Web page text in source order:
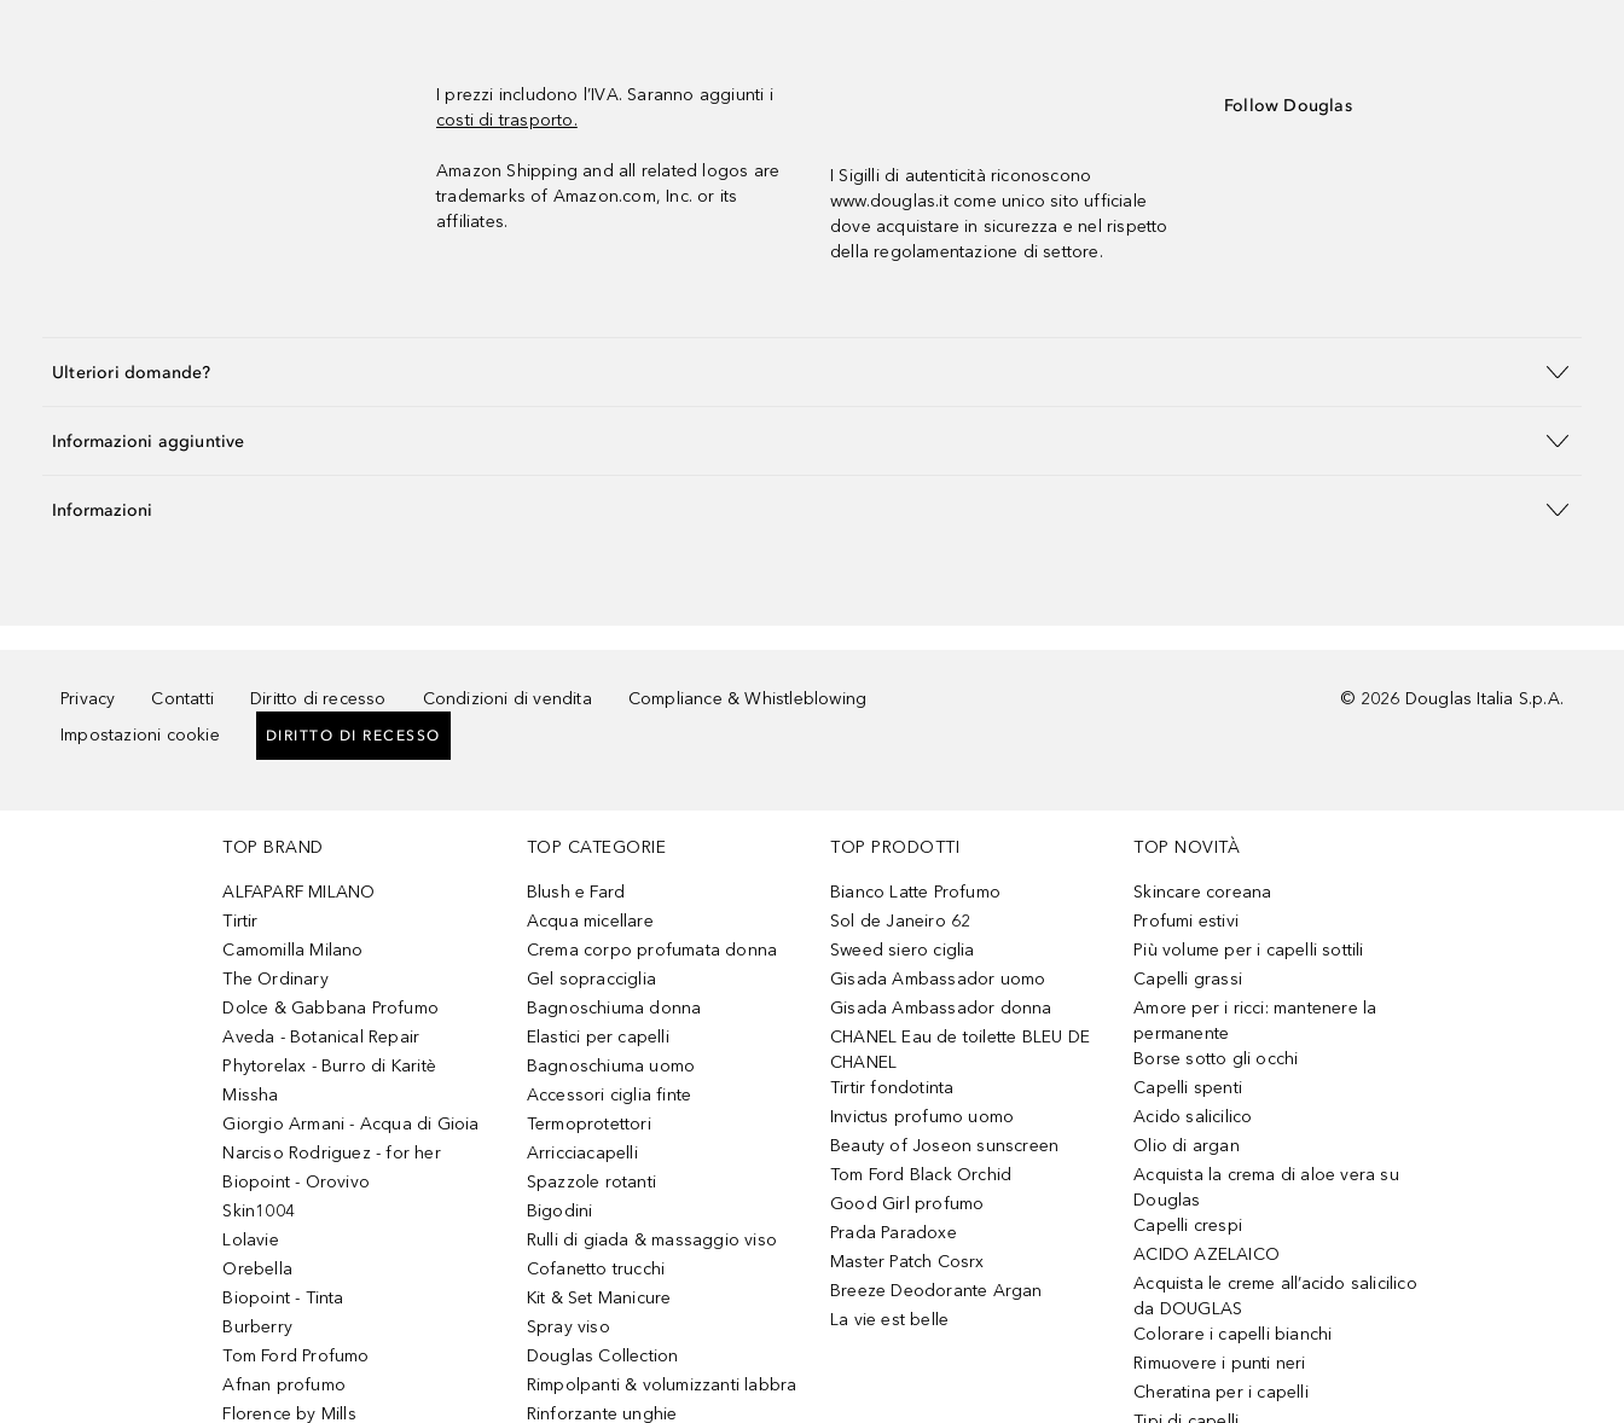
I prezzi includono l’IVA. Saranno aggiunti i
costi di trasporto.
Amazon Shipping and all related logos are
trademarks of Amazon.com, Inc. or its
affiliates.
I Sigilli di autenticità riconoscono
www.douglas.it come unico sito ufficiale
dove acquistare in sicurezza e nel rispetto
della regolamentazione di settore.
Follow Douglas
Ulteriori domande?
Informazioni aggiuntive
Informazioni
Privacy Contatti Diritto di recesso Condizioni di vendita
Compliance & Whistleblowing
Impostazioni cookie
DIRITTO DI RECESSO
© 2026 Douglas Italia S.p.A.
TOP BRAND
ALFAPARF MILANO
Tirtir
Camomilla Milano
The Ordinary
Dolce & Gabbana Profumo
Aveda - Botanical Repair
Phytorelax - Burro di Karitè
Missha
Giorgio Armani - Acqua di Gioia
Narciso Rodriguez - for her
Biopoint - Orovivo
Skin1004
Lolavie
Orebella
Biopoint - Tinta
Burberry
Tom Ford Profumo
Afnan profumo
Florence by Mills
TOP CATEGORIE
Blush e Fard
Acqua micellare
Crema corpo profumata donna
Gel sopracciglia
Bagnoschiuma donna
Elastici per capelli
Bagnoschiuma uomo
Accessori ciglia finte
Termoprotettori
Arricciacapelli
Spazzole rotanti
Bigodini
Rulli di giada & massaggio viso
Cofanetto trucchi
Kit & Set Manicure
Spray viso
Douglas Collection
Rimpolpanti & volumizzanti labbra
Rinforzante unghie
TOP PRODOTTI
Bianco Latte Profumo
Sol de Janeiro 62
Sweed siero ciglia
Gisada Ambassador uomo
Gisada Ambassador donna
CHANEL Eau de toilette BLEU DE
CHANEL
Tirtir fondotinta
Invictus profumo uomo
Beauty of Joseon sunscreen
Tom Ford Black Orchid
Good Girl profumo
Prada Paradoxe
Master Patch Cosrx
Breeze Deodorante Argan
La vie est belle
TOP NOVITÀ
Skincare coreana
Profumi estivi
Più volume per i capelli sottili
Capelli grassi
Amore per i ricci: mantenere la
permanente
Borse sotto gli occhi
Capelli spenti
Acido salicilico
Olio di argan
Acquista la crema di aloe vera su
Douglas
Capelli crespi
ACIDO AZELAICO
Acquista le creme all’acido salicilico
da DOUGLAS
Colorare i capelli bianchi
Rimuovere i punti neri
Cheratina per i capelli